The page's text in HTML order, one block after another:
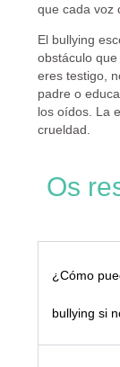
que cada voz
El bullying
obstáculo
eres testigo,
padre o
los oídos. La
crueldad.
Os
¿Cómo
bullying si